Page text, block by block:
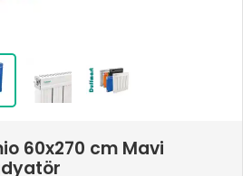
60x270 cm Mavi